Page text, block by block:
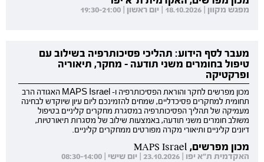
מפגש מקוון | 18.10.2026 | יום ראשון | 19:30-21:00
מעבר לסף הידוע: תהליכי פסיכותרפיה בשילוב עם
טיפול בחומרים משני תודעה - מחקר, תיאוריה
ופרקטיקה
מכון מפרשים לחקר והוראת הפסיכותרפיה ו- MAPS Israel האגודה הרב
תחומית למחקרים פסיכדליים, שמחים להזמינכם ליום עיון שיוקדש לבחינה
מעמיקה של תהליך הפסיכותרפיה במסגרת מחקרים קליניים בטיפול
משולב חומרים משני תודעה, באמצעות שילוב של מסגרות תיאורטיות,
דיונים קליניים ותיאורי מקרה מפורטים ממחקרים קליניים.
מכון מפרשים, MAPS Israel
האקדמית ת"א יפו | 23.10.2026 | יום שישי | 08:30-14:00